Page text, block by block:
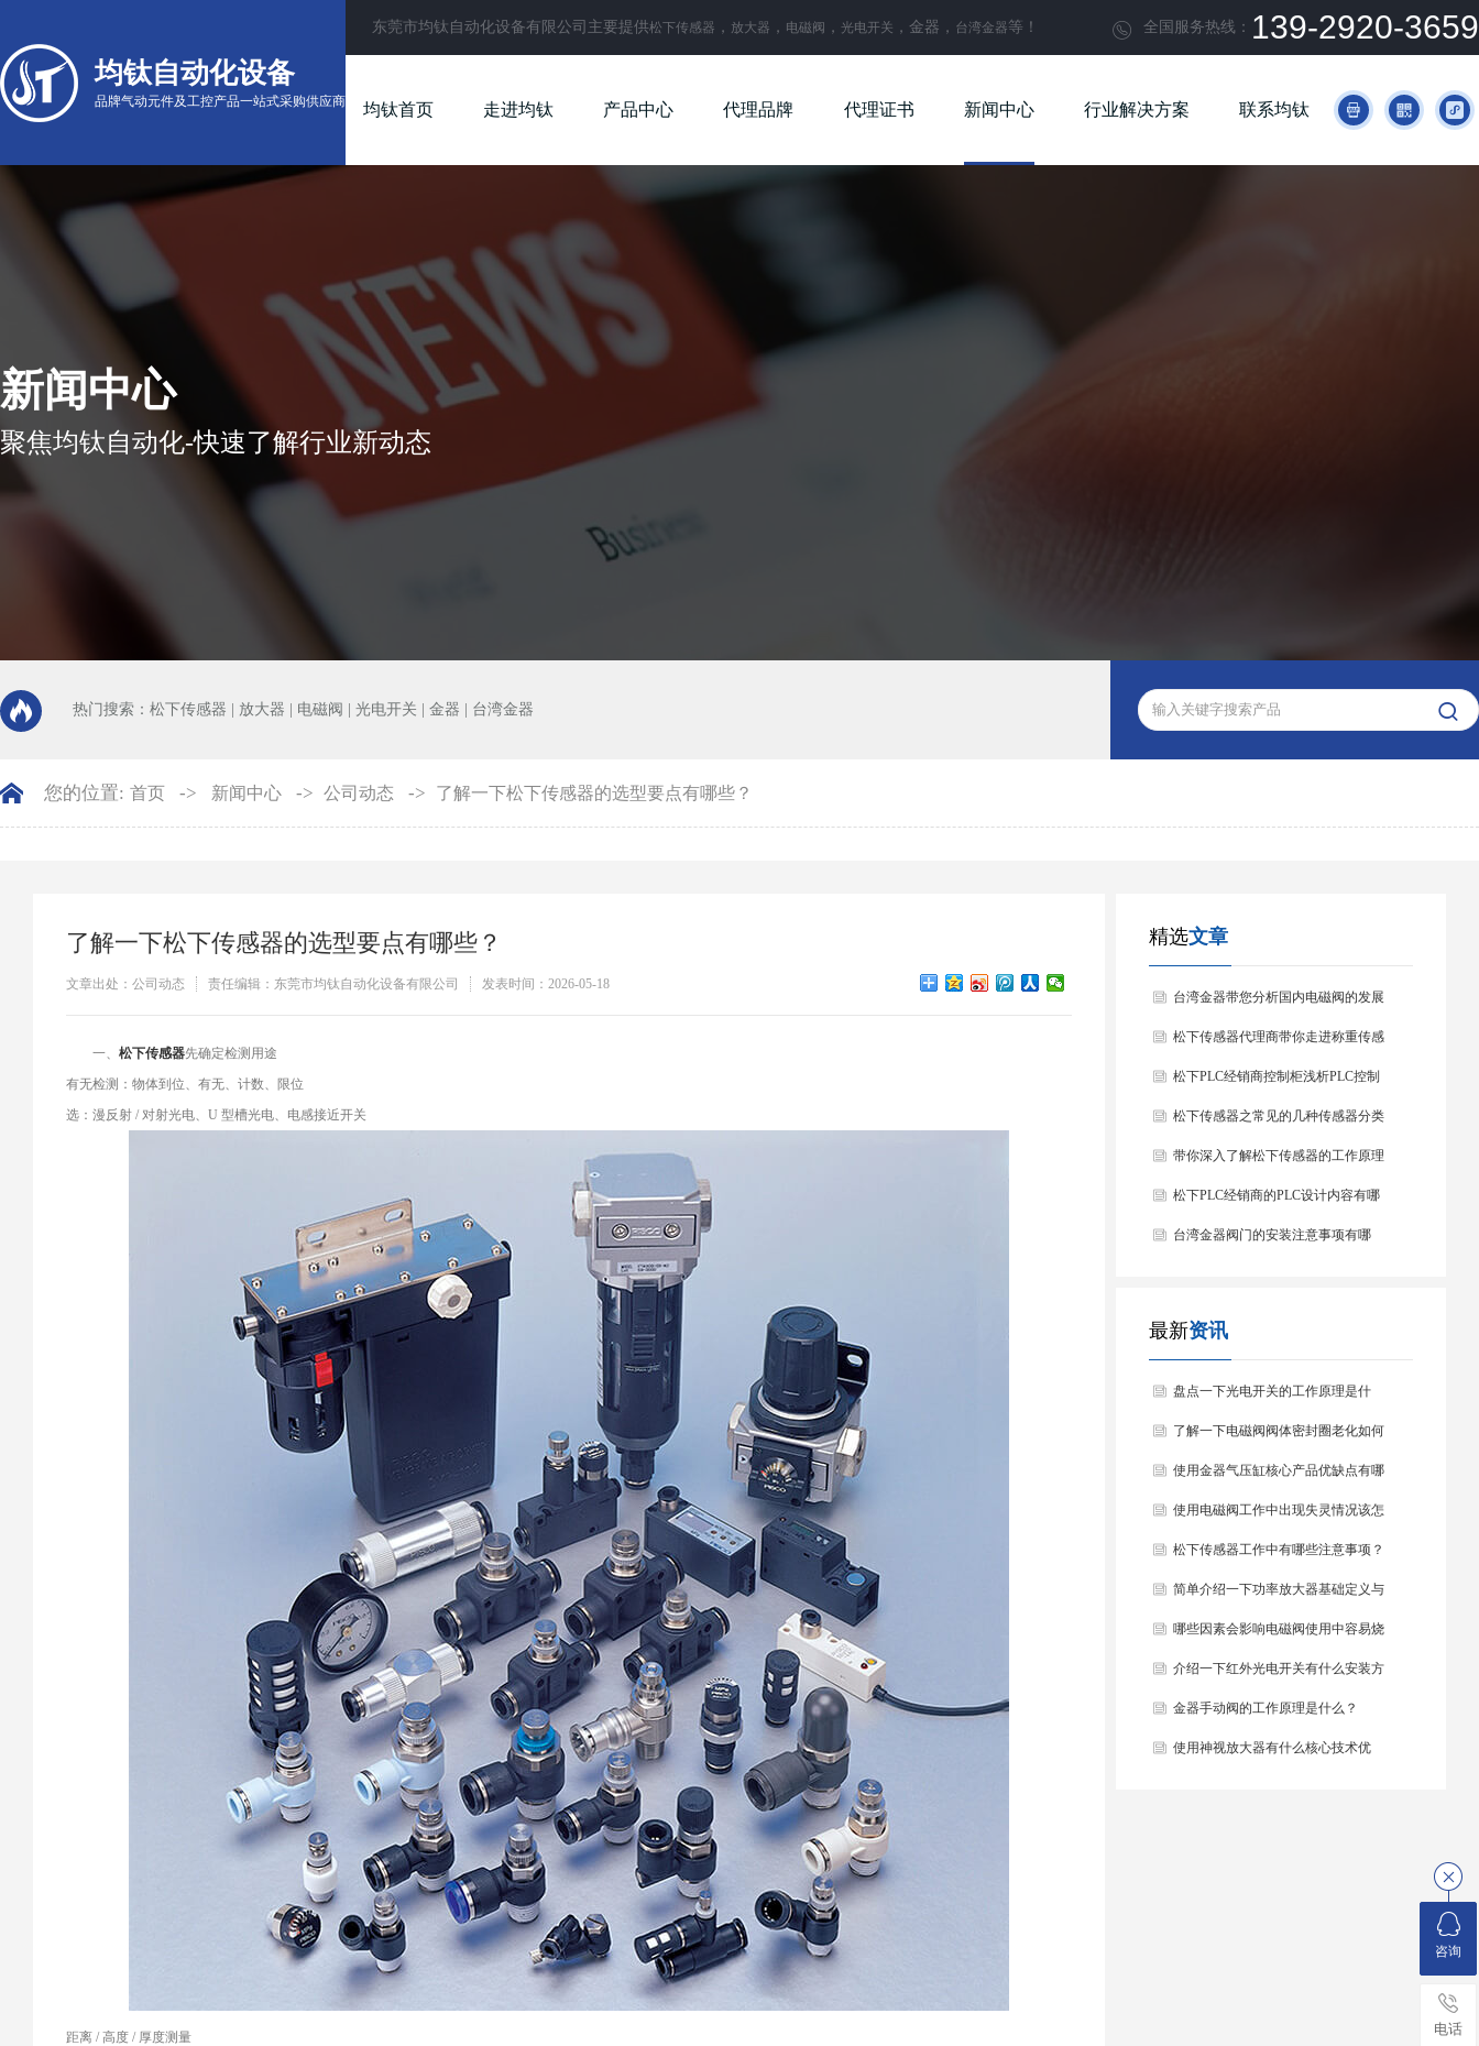
均钛自动化设备
品牌气动元件及工控产品一站式采购供应商
东莞市均钛自动化设备有限公司主要提供松下传感器 ， 放大器 ， 电磁阀 ， 光电开关 ，金器， 台湾金器等！  全国服务热线： 139-2920-3659
均钛首页 走进均钛 产品中心 代理品牌 代理证书 新闻中心 行业解决方案 联系均钛   
新闻中心
聚焦均钛自动化-快速了解行业新动态
热门搜索： 松下传感器 放大器 电磁阀 光电开关 金器 台湾金器 
您的位置: 首页 -> 新闻中心 -> 公司动态 -> 了解一下松下传感器的选型要点有哪些？
了解一下松下传感器的选型要点有哪些？
文章出处：公司动态 责任编辑：东莞市均钛自动化设备有限公司 发表时间：2026-05-18
​一、 松下传感器先确定检测用途
有无检测：物体到位、有无、计数、限位
选：漫反射 / 对射光电、U 型槽光电、电感接近开关
距离 / 高度 / 厚度测量
精选文章
台湾金器带您分析国内电磁阀的发展
情况
松下传感器代理商带你走进称重传感
器
松下PLC经销商控制柜浅析PLC控制
器的基本结构
松下传感器之常见的几种传感器分类
以及他们的特点
带你深入了解松下传感器的工作原理
以及分类
松下PLC经销商的PLC设计内容有哪
些？
台湾金器阀门的安装注意事项有哪
最新资讯
盘点一下光电开关的工作原理是什
么？
了解一下电磁阀阀体密封圈老化如何
处理？
使用金器气压缸核心产品优缺点有哪
些？
使用电磁阀工作中出现失灵情况该怎
么办？
松下传感器工作中有哪些注意事项？
简单介绍一下功率放大器基础定义与
结构组成？
哪些因素会影响电磁阀使用中容易烧
毁？
介绍一下红外光电开关有什么安装方
法？
金器手动阀的工作原理是什么？
使用神视放大器有什么核心技术优
咨询
电话